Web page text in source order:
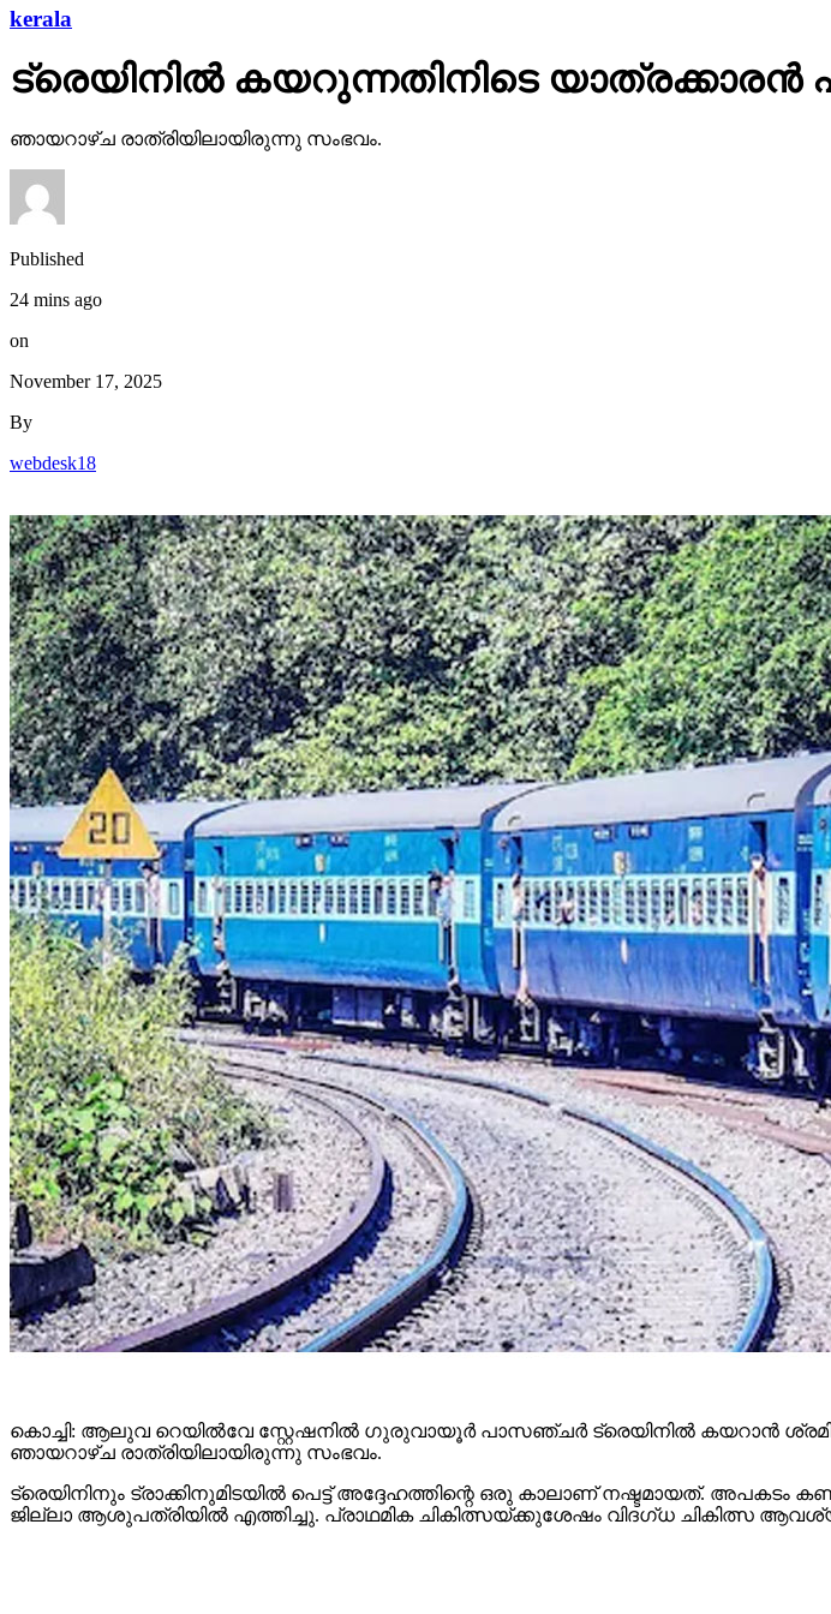
kerala
ട്രെയിനില്‍ കയറുന്നതിനിടെ യാത്രക്കാരന്‍
ഞായറാഴ്ച രാത്രിയിലായിരുന്നു സംഭവം.
Published
24 mins ago
on
November 17, 2025
By
webdesk18
കൊച്ചി: ആലുവ റെയില്‍വേ സ്റ്റേഷനില്‍ ഗുരുവായൂര്‍ പാസഞ്ചര്‍ ട്രെയിനില്‍ കയറാന്‍
ഞായറാഴ്ച രാത്രിയിലായിരുന്നു സംഭവം.
ട്രെയിനിനും ട്രാക്കിനുമിടയില്‍ പെട്ട് അദ്ദേഹത്തിന്റെ ഒരു കാലാണ് നഷ്ടമായത്.
ജില്ലാ ആശുപത്രിയില്‍ എത്തിച്ചു. പ്രാഥമിക ചികിത്സയ്ക്കുശേഷം വിദഗ്ധ ചികിത്സ